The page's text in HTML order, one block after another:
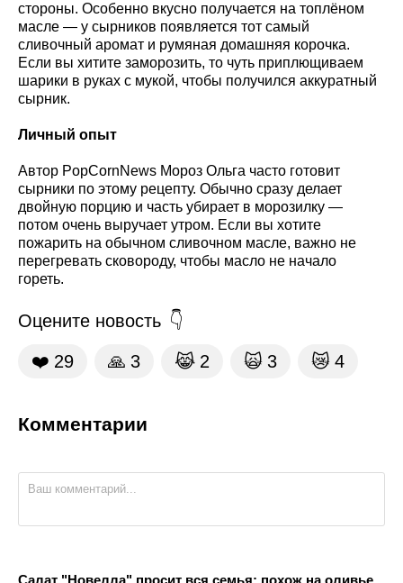
стороны. Особенно вкусно получается на топлёном
масле — у сырников появляется тот самый
сливочный аромат и румяная домашняя корочка.
Если вы хитите заморозить, то чуть приплющиваем
шарики в руках с мукой, чтобы получился аккуратный
сырник.
Личный опыт
Автор PopCornNews Мороз Ольга часто готовит
сырники по этому рецепту. Обычно сразу делает
двойную порцию и часть убирает в морозилку —
потом очень выручает утром. Если вы хотите
пожарить на обычном сливочном масле, важно не
перегревать сковороду, чтобы масло не начало
гореть.
Оцените новость
❤️ 29 🙏 3 😹 2 🙀 3 😿 4
Комментарии